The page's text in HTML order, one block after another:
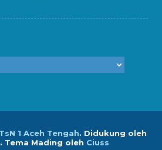
1 Aceh Tengah. Didukung oleh
. Tema Mading oleh Ciuss